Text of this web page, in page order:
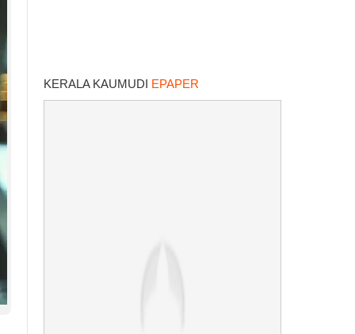
KERALA KAUMUDI EPAPER